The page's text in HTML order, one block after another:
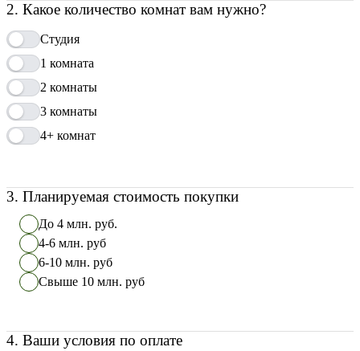
2. Какое количество комнат вам нужно?
Студия
1 комната
2 комнаты
3 комнаты
4+ комнат
3. Планируемая стоимость покупки
До 4 млн. руб.
4-6 млн. руб
6-10 млн. руб
Свыше 10 млн. руб
4. Ваши условия по оплате